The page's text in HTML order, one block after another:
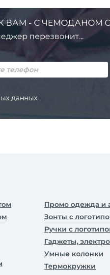
- С ЧЕМОДАНОМ
перезвонит...
данных
Промо одежда и
Зонты с
Ручки с
Гаджеты,
Умные колонки
Термокружки